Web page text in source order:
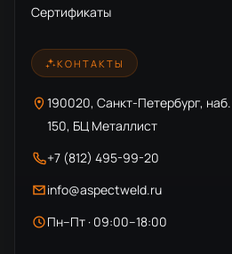
Сертификаты
КОНТАКТЫ
190020, Санкт-Петербург,
150, БЦ Металлист
+7 (812) 495-99-20
info@aspectweld.ru
Пн–Пт · 09:00–18:00